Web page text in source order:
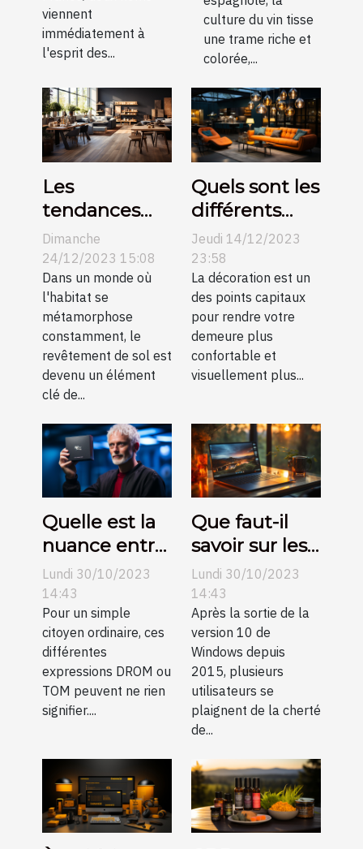
pour les
collectionneurs
viennent
immédiatement à
l'esprit des...
culture du vin tisse
une trame riche et
colorée,...
Les
tendances
actuelles
dans le
revêtement
de sol et
comment
elles
transforment
l'esthétique
des
habitations
modernes
Dimanche
24/12/2023 15:08
Dans un monde où
l'habitat se
métamorphose
constamment, le
revêtement de sol est
devenu un élément
clé de...
Quels sont les
différents
types de
suspension et
idées pour
améliorer la
décoration de
votre
intérieur ?
Jeudi 14/12/2023
23:58
La décoration est un
des points capitaux
pour rendre votre
demeure plus
confortable et
visuellement plus...
Quelle est la
nuance entre
DROM et
TOM ?
Lundi 30/10/2023
14:43
Pour un simple
citoyen ordinaire, ces
différentes
expressions DROM ou
TOM peuvent ne rien
signifier....
Que faut-il
savoir sur les
clés de
licence
Windows 10 ?
Lundi 30/10/2023
14:43
Après la sortie de la
version 10 de
Windows depuis
2015, plusieurs
utilisateurs se
plaignent de la cherté
de...